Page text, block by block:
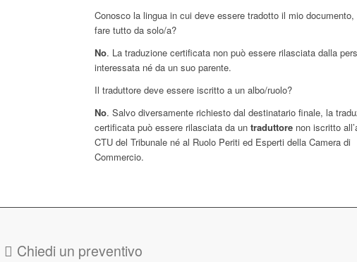
Conosco la lingua in cui deve essere tradotto il mio
fare tutto da solo/a?
No. La traduzione certificata non può essere rilasciata dalla
interessata né da un suo parente.
Il traduttore deve essere iscritto a un albo/ruolo?
No. Salvo diversamente richiesto dal destinatario finale, la
certificata può essere rilasciata da untraduttore non iscritto
CTU del Tribunale né al Ruolo Periti ed Esperti della Camera di
Commercio.
Chiedi un preventivo